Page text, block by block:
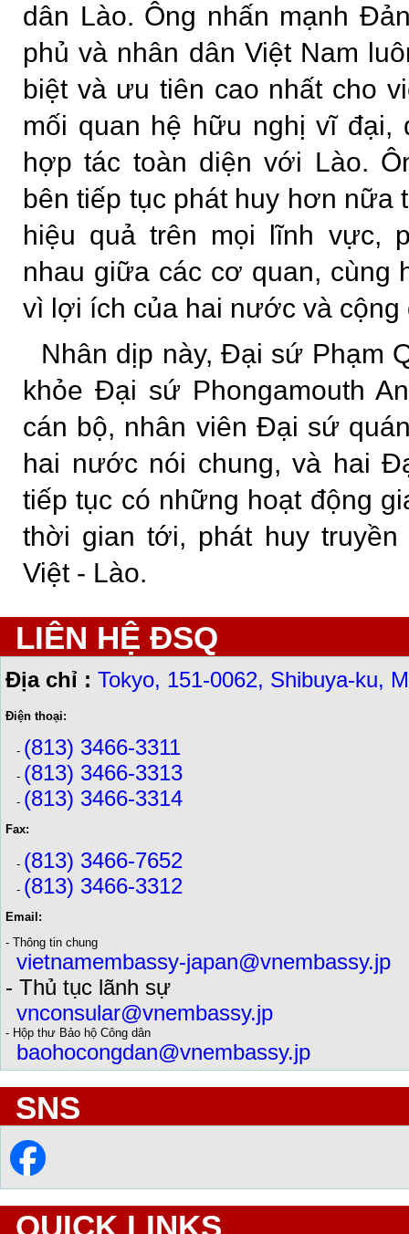
dân Lào. Ông nhấn mạnh
phủ và nhân dân Việt Nam
biệt và ưu tiên cao nhất cho
mối quan hệ hữu nghị vĩ đại,
hợp tác toàn diện với Lào.
bên tiếp tục phát huy hơn nữa
hiệu quả trên mọi lĩnh vực,
nhau giữa các cơ quan, cùng
vì lợi ích của hai nước và cộng
Nhân dịp này, Đại sứ Phạm
khỏe Đại sứ Phongamouth
cán bộ, nhân viên Đại sứ
hai nước nói chung, và hai
tiếp tục có những hoạt động
thời gian tới, phát huy
Việt - Lào.
LIÊN HỆ ĐSQ
Địa chỉ : Tokyo, 151-0062, Shibuya-ku,
Điện thoại:
- (813) 3466-3311
- (813) 3466-3313
- (813) 3466-3314
Fax:
- (813) 3466-7652
- (813) 3466-3312
Email:
- Thông tin chung
vietnamembassy-japan@vnembassy.jp
- Thủ tục lãnh sự
vnconsular@vnembassy.jp
- Hộp thư Bảo hộ Công dân
baohocongdan@vnembassy.jp
SNS
QUICK LINKS